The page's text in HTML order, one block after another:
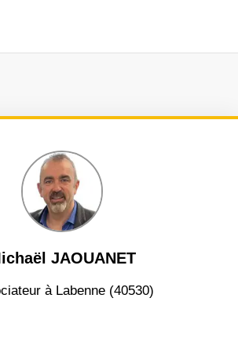
JAOUANET
à Labenne (40530)